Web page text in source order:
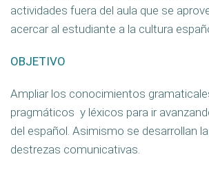
actividades fuera del aula que se
acercar al estudiante a la cultura
OBJETIVO
Ampliar los conocimientos
pragmáticos y léxicos para ir
del español. Asimismo se desarrollan
destrezas comunicativas.